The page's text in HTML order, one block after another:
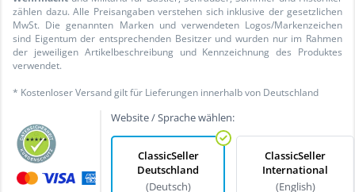
zählen dazu. Alle Preisangaben verstehen sich inklusive der gesetzlichen
MwSt. Die genannten Marken und verwendeten Logos/Markenzeichen
sind Eigentum der entsprechenden Besitzer und wurden nur im Rahmen
der jeweiligen Artikelbeschreibung und Kennzeichnung des Produktes
verwendet.
* Kostenloser Versand gilt für Lieferungen innerhalb von Deutschland
Website / Sprache wählen:
ClassicSeller
Deutschland
(Deutsch)
ClassicSeller
International
(English)